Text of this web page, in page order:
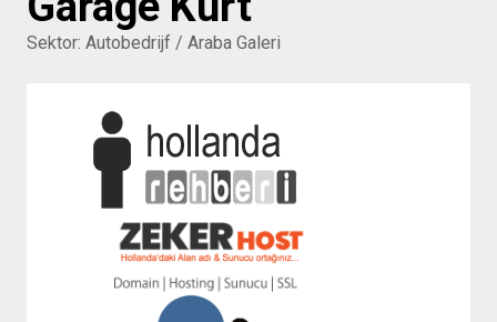
Sektor: Autobedrijf / Araba Galeri